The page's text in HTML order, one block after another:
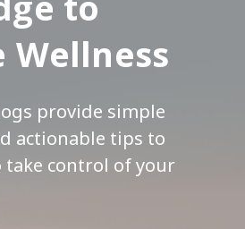
Wellness
provide simple
actionable tips to
take control of your